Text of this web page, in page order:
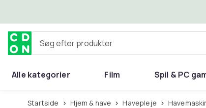
Søg efter produkter
Alle kategorier Film Spil & PC
Hjem & have
Startside Hjem & have Havepleje